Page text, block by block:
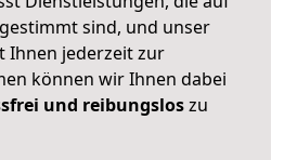
sind, und unser
Ihnen jederzeit zur
können wir Ihnen dabei
und reibungsloszu